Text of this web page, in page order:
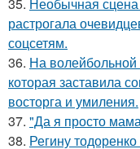
растрогала
соцсетям.
36. На
которая заставила
восторга и умиления.
37. "Да я просто
38. Регину